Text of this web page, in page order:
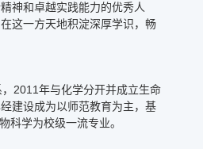
神和卓越实践能力的优秀人
这一方天地积淀深厚学识，畅
2011年与化学分开并成立生命
建设成为以师范教育为主，基
科学为校级一流专业。